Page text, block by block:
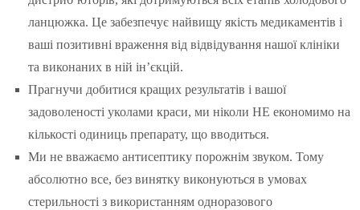
ланцюжка. Це забезпечує найвищу якість медикаментів і
ваші позитивні враження від відвідування нашої клініки
та виконаних в ній ін’єкцій.
Прагнучи добитися кращих результатів і вашої
задоволеності уколами краси, ми ніколи НЕ економимо на
кількості одиниць препарату, що вводиться.
Ми не вважаємо антисептику порожнім звуком. Тому
абсолютно все, без винятку виконуються в умовах
стерильності з використанням одноразового